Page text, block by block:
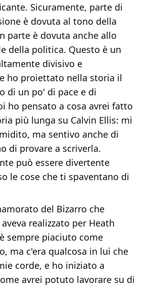
Sicuramente, parte di
è dovuta al tono della
parte è dovuta anche allo
della politica. Questo è un
divisivo e
ho proiettato nella storia il
di un po' di pace e di
ho pensato a cosa avrei fatto
più lunga su Calvin Ellis: mi
ma sentivo anche di
di provare a scriverla.
può essere divertente
le cose che ti spaventano di
del Bizarro che
realizzato per Heath
sempre piaciuto come
ma c'era qualcosa in lui che
corde, e ho iniziato a
avrei potuto lavorare su di